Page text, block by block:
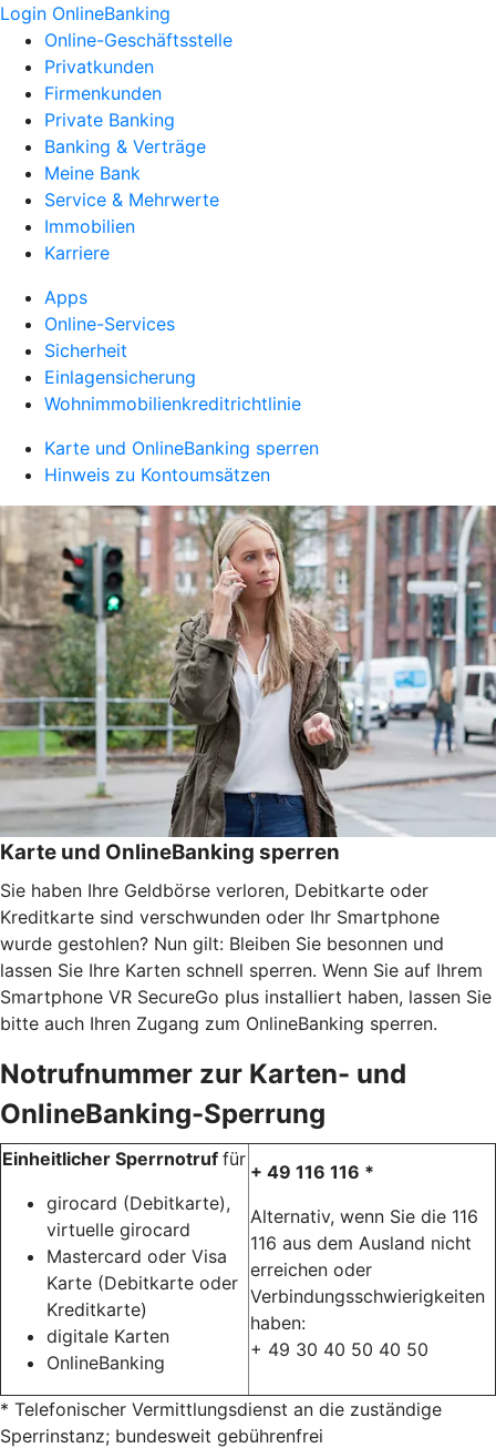
Login OnlineBanking
Online-Geschäftsstelle
Privatkunden
Firmenkunden
Private Banking
Banking & Verträge
Meine Bank
Service & Mehrwerte
Immobilien
Karriere
Apps
Online-Services
Sicherheit
Einlagensicherung
Wohnimmobilienkreditrichtlinie
Karte und OnlineBanking sperren
Hinweis zu Kontoumsätzen
Karte und OnlineBanking sperren
Sie haben Ihre Geldbörse verloren, Debitkarte oder
Kreditkarte sind verschwunden oder Ihr Smartphone
wurde gestohlen? Nun gilt: Bleiben Sie besonnen und
lassen Sie Ihre Karten schnell sperren. Wenn Sie auf Ihrem
Smartphone VR SecureGo plus installiert haben, lassen Sie
bitte auch Ihren Zugang zum OnlineBanking sperren.
Notrufnummer zur Karten- und
OnlineBanking-Sperrung
Einheitlicher Sperrnotruf für
girocard (Debitkarte),
virtuelle girocard
Mastercard oder Visa
Karte (Debitkarte oder
Kreditkarte)
digitale Karten
OnlineBanking
+ 49 116 116 *
Alternativ, wenn Sie die 116
116 aus dem Ausland nicht
erreichen oder
Verbindungsschwierigkeiten
haben:
+ 49 30 40 50 40 50
* Telefonischer Vermittlungsdienst an die zuständige
Sperrinstanz; bundesweit gebührenfrei